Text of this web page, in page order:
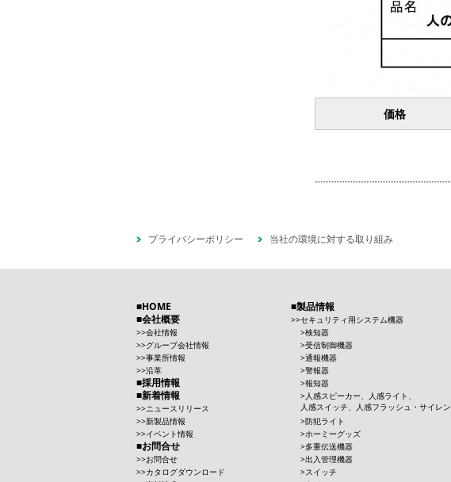
価格
プライバシーポリシー 当社の環境に対する取り組み
HOME
会社概要
会社情報
グループ会社情報
事業所情報
沿革
採用情報
新着情報
ニュースリリース
新製品情報
イベント情報
お問合せ
お問合せ
カタログダウンロード
製品情報
セキュリティ用システム機器
検知器
受信制御機器
通報機器
警報器
報知器
人感スピーカー、人感ライト、
人感スイッチ、人感フラッシュ・サイレン
防犯ライト
ホーミーグッズ
多重伝送機器
出入管理機器
スイッチ